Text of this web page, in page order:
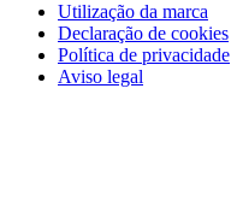
Utilização da marca
Declaração de cookies
Política de privacidade
Aviso legal